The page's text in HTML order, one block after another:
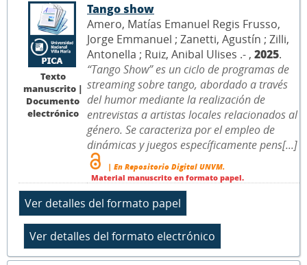
Texto
manuscrito |
Documento
electrónico
Tango show
Amero, Matías Emanuel Regis Frusso,
Jorge Emmanuel ; Zanetti, Agustín ; Zilli,
Antonella ; Ruiz, Anibal Ulises .- , 2025.
“Tango Show” es un ciclo de programas de
streaming sobre tango, abordado a través
del humor mediante la realización de
entrevistas a artistas locales relacionados al
género. Se caracteriza por el empleo de
dinámicas y juegos específicamente pens[...]
| En Repositorio Digital UNVM.
Material manuscrito en formato papel.